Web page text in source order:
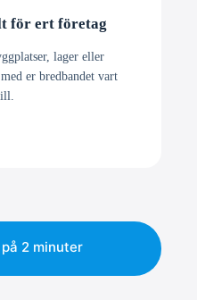
för ert företag
lager eller
er bredbandet vart
2 minuter